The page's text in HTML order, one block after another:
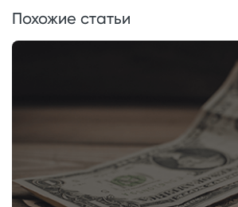
Похожие статьи